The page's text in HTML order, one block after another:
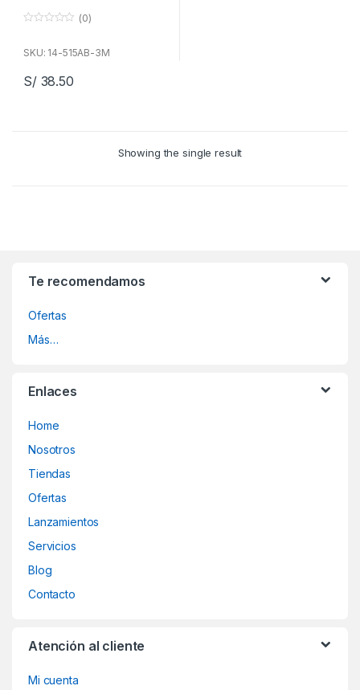
u
a
d
(0)
SKU: 14-515AB-3M
S/38.50
Showing the single result
Te recomendamos
Ofertas
Más…
Enlaces
Home
Nosotros
Tiendas
Ofertas
Lanzamientos
Servicios
Blog
Contacto
Atención al cliente
Mi cuenta